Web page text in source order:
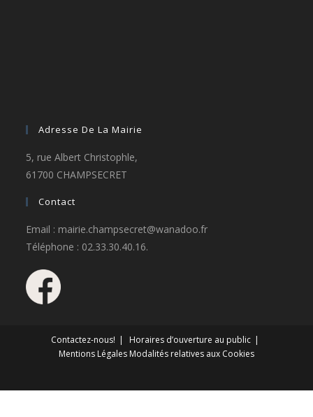
Adresse De La Mairie
5, rue Albert Christophle,
61700 CHAMPSECRET
Contact
Email : mairie.champsecret@wanadoo.fr
Téléphone : 02.33.30.40.16.
Contactez-nous!
Horaires d’ouverture au public
Mentions Légales Modalités relatives aux Cookies